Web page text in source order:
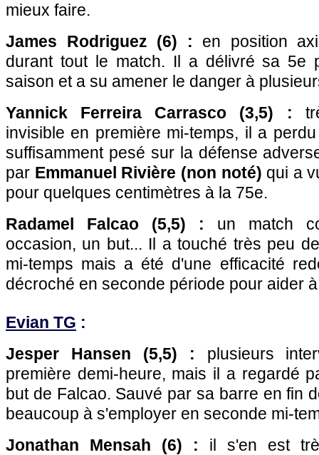
mieux faire.
James Rodriguez (6) : en position
durant tout le match. Il a délivré sa 5e
saison et a su amener le danger à
Yannick Ferreira Carrasco (3,5) :
invisible en première mi-temps, il a
suffisamment pesé sur la défense
par Emmanuel Rivière (non noté) qui a
pour quelques centimètres à la 75e.
Radamel Falcao (5,5) : un match
occasion, un but... Il a touché très peu
mi-temps mais a été d'une efficacité
décroché en seconde période pour aider
Evian TG :
Jesper Hansen (5,5) : plusieurs
première demi-heure, mais il a regardé
but de Falcao. Sauvé par sa barre en fin
beaucoup à s'employer en seconde mi-
Jonathan Mensah (6) : il s'en est